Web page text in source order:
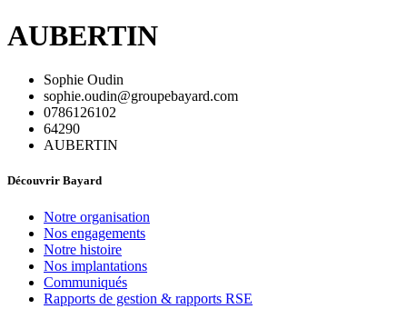
AUBERTIN
Sophie Oudin
sophie.oudin@groupebayard.com
0786126102
64290
AUBERTIN
Découvrir Bayard
Notre organisation
Nos engagements
Notre histoire
Nos implantations
Communiqués
Rapports de gestion & rapports RSE